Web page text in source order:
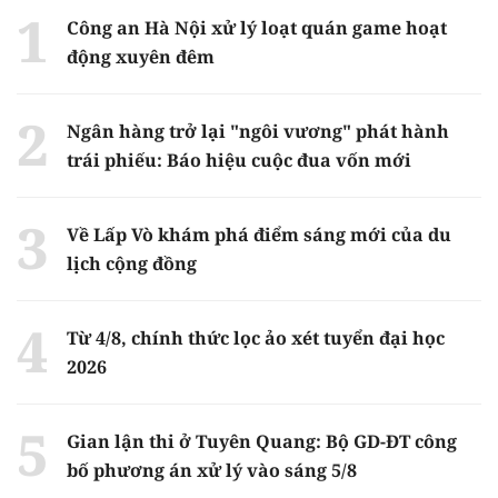
Công an Hà Nội xử lý loạt quán game hoạt
động xuyên đêm
Ngân hàng trở lại "ngôi vương" phát hành
trái phiếu: Báo hiệu cuộc đua vốn mới
Về Lấp Vò khám phá điểm sáng mới của du
lịch cộng đồng
Từ 4/8, chính thức lọc ảo xét tuyển đại học
2026
Gian lận thi ở Tuyên Quang: Bộ GD-ĐT công
bố phương án xử lý vào sáng 5/8